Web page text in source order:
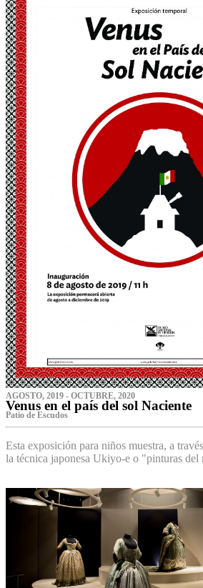
AGOSTO, 2019 - OCTUBRE, 2020
Venus en el país del sol Naciente
P‌atio de Escudos
Esta exposición para niños muestra, a
la técnica japonesa Ukiyo-e o "pinturas